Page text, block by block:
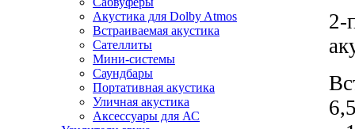
Акустика для Dolby Atmos
Встраиваемая акустика
Сателлиты
Мини-системы
Саундбары
Портативная акустика
Уличная акустика
Аксессуары для АС
2-